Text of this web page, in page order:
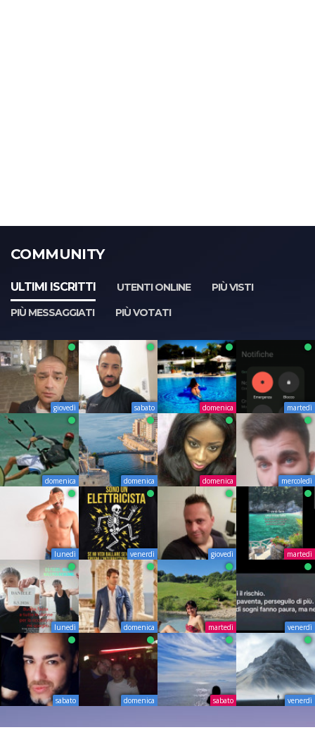
COMMUNITY
ULTIMI ISCRITTI UTENTI ONLINE
PIÙ VISTI
PIÙ MESSAGGIATI
PIÙ VOTATI
giovedì sabato domenica martedì
domenica domenica domenica mercoledì
lunedì venerdì giovedì martedì
lunedì domenica martedì venerdì
sabato domenica sabato venerdì